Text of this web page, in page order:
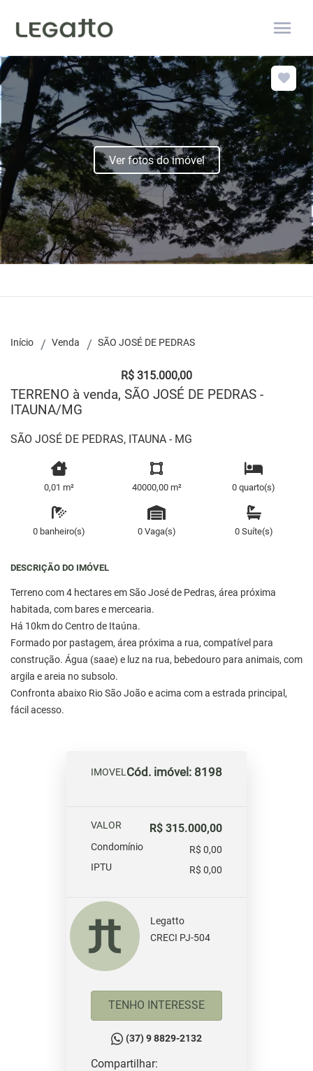
menu
Ver fotos do imóvel
Início Venda SÃO JOSÉ DE PEDRAS
R$ 315.000,00
TERRENO à venda, SÃO JOSÉ DE PEDRAS -
ITAUNA/MG
SÃO JOSÉ DE PEDRAS, ITAUNA - MG
0,01 m² 40000,00 m² 0 quarto(s)
0 banheiro(s) 0 Vaga(s) 0 Suíte(s)
DESCRIÇÃO DO IMÓVEL
Terreno com 4 hectares em São José de Pedras, área próxima
habitada, com bares e mercearia.
Há 10km do Centro de Itaúna.
Formado por pastagem, área próxima a rua, compatível para
construção. Água (saae) e luz na rua, bebedouro para animais, com
argila e areia no subsolo.
Confronta abaixo Rio São João e acima com a estrada principal,
fácil acesso.
IMOVELCód. imóvel: 8198
VALOR R$ 315.000,00
Condomínio
R$ 0,00
IPTU
R$ 0,00
Legatto
CRECI PJ-504
TENHO INTERESSE
(37) 9 8829-2132
Compartilhar: